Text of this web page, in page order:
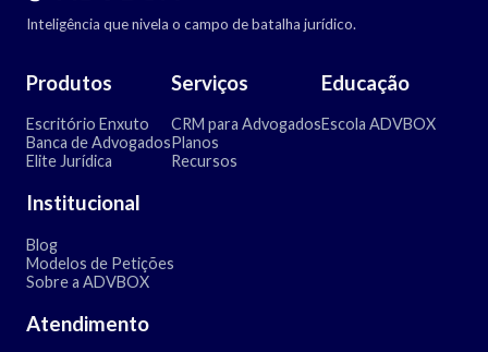
Inteligência que nivela o campo de batalha jurídico.
Produtos
Escritório Enxuto
Banca de Advogados
Elite Jurídica
Serviços
CRM para Advogados
Planos
Recursos
Educação
Escola ADVBOX
Institucional
Blog
Modelos de Petições
Sobre a ADVBOX
Atendimento